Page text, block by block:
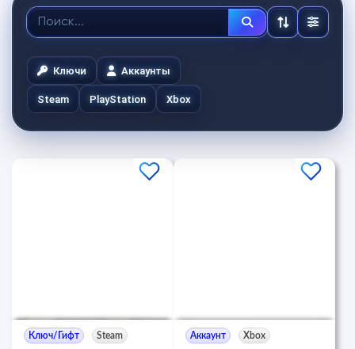
Ключи Аккаунты
Steam PlayStation Xbox
Ключ/Гифт Steam Аккаунт Xbox